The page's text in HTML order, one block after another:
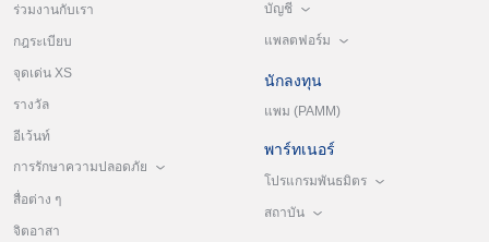
ร่วมงานกับเรา
กฎระเบียบ
จุดเด่น XS
รางวัล
อีเว้นท์
การรักษาความปลอดภัย
สื่อต่าง ๆ
จิตอาสา
บัญชี
แพลตฟอร์ม
นักลงทุน
แพม (PAMM)
พาร์ทเนอร์
โปรแกรมพันธมิตร
สถาบัน